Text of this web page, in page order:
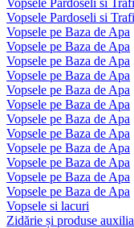
Vopsele Pardoseli si
Vopsele Pardoseli si
Vopsele pe Baza de Apa
Vopsele pe Baza de Apa
Vopsele pe Baza de Apa
Vopsele pe Baza de Apa
Vopsele pe Baza de Apa
Vopsele pe Baza de Apa
Vopsele pe Baza de Apa
Vopsele pe Baza de Apa
Vopsele pe Baza de Apa
Vopsele pe Baza de Apa
Vopsele pe Baza de Apa
Vopsele pe Baza de Apa
Vopsele si lacuri
Zidărie și produse